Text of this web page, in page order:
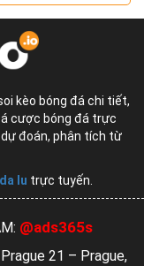
kèo bóng đá chi tiết,
cược bóng đá trực
đoán, phân tích từ
lu trực tuyến.
@ads365s
21 – Prague,